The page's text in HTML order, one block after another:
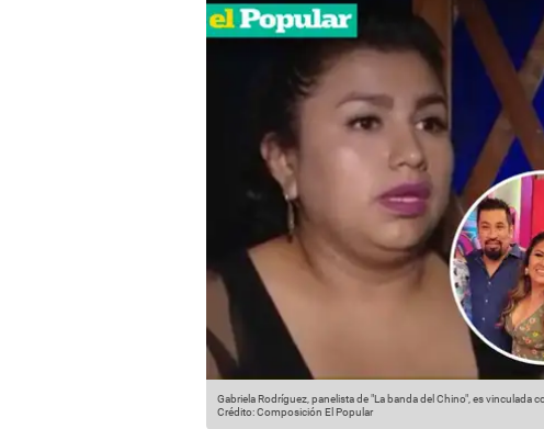
Gabriela Rodríguez, panelista de "La banda del Chino", es vinculada
Crédito: Composición El Popular